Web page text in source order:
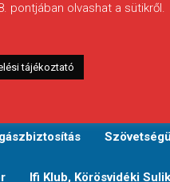
Ifi Klub, Körösvidéki
pontjában olvashat a sütikről.
tájékoztató